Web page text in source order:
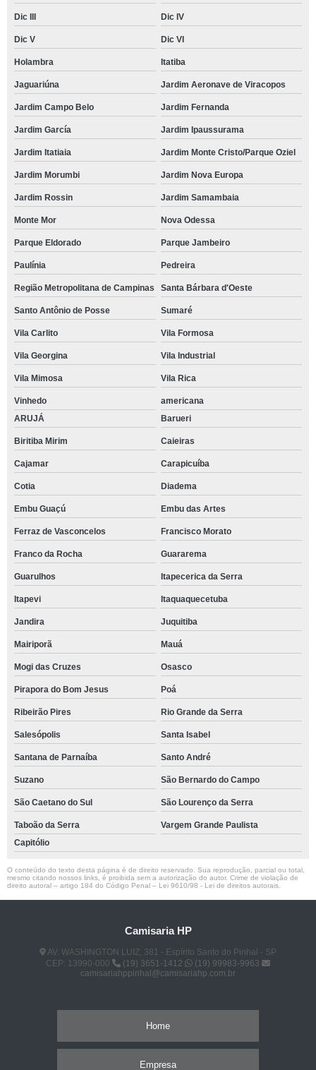
Dic III Dic IV
Dic V Dic VI
Holambra Itatiba
Jaguariúna Jardim Aeronave de Viracopos
Jardim Campo Belo Jardim Fernanda
Jardim García Jardim Ipaussurama
Jardim Itatiaia Jardim Monte Cristo/Parque Oziel
Jardim Morumbi Jardim Nova Europa
Jardim Rossin Jardim Samambaia
Monte Mor Nova Odessa
Parque Eldorado Parque Jambeiro
Paulínia Pedreira
Região Metropolitana de Campinas Santa Bárbara d'Oeste
Santo Antônio de Posse Sumaré
Vila Carlito Vila Formosa
Vila Georgina Vila Industrial
Vila Mimosa Vila Rica
Vinhedo
americana
ARUJÁ
Barueri
Biritiba Mirim Caieiras
Cajamar Carapicuíba
Cotia Diadema
Embu Guaçú Embu das Artes
Ferraz de Vasconcelos Francisco Morato
Franco da Rocha Guararema
Guarulhos Itapecerica da Serra
Itapevi Itaquaquecetuba
Jandira Juquitiba
Mairiporã Mauá
Mogi das Cruzes Osasco
Pirapora do Bom Jesus Poá
Ribeirão Pires Rio Grande da Serra
Salesópolis Santa Isabel
Santana de Parnaíba Santo André
Suzano São Bernardo do Campo
São Caetano do Sul São Lourenço da Serra
Taboão da Serra
Vargem Grande Paulista
Capitólio
O conteúdo do texto desta página é de direito reservado. Sua reprodução, parcial ou total,
mesmo citando nossos links, é proibida sem a autorização do autor. Crime de violação de
direito autoral – artigo 184 do Código Penal – Lei 9610/98 - Lei de direitos autorais
Camisaria HP
AV. WASHINGTON LUIZ, 381 - Espírito Santo do Pinhal - SP
CEP: 13990-000
(19) 3651-1412
(19) 99983-9963
camisariahppinhal@camisariahp.com.br
Home
Empresa